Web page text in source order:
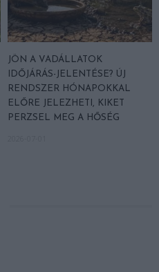
JÖN A VADÁLLATOK
IDŐJÁRÁS-JELENTÉSE? ÚJ
RENDSZER HÓNAPOKKAL
ELŐRE JELEZHETI, KIKET
PERZSEL MEG A HŐSÉG